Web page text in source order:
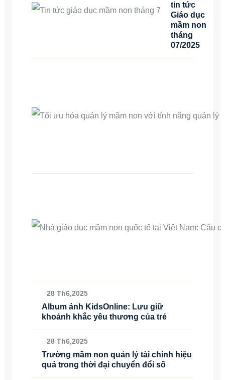
tin tức
Giáo dục
mầm non
tháng
07/2025
28 Th6,2025
Album ảnh KidsOnline: Lưu giữ
khoảnh khắc yêu thương của trẻ
28 Th6,2025
Trường mầm non quản lý tài chính hiệu
quả trong thời đại chuyển đổi số